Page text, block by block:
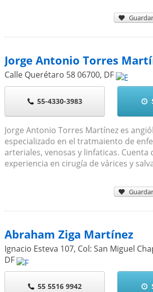
Guardar
Jorge Antonio Torres
Calle Querétaro 5806700, DF
55-4330-3983
Jorge Antonio Torres Martínez es
especializado en el tratmaiento de
arteriales, venosas y linfaticas. Cuenta
experiencia en cirugía de várices y
Guardar
Abraham Ziga Martínez
Ignacio Esteva 107, Col: San Miguel
DF
55 5516 9942